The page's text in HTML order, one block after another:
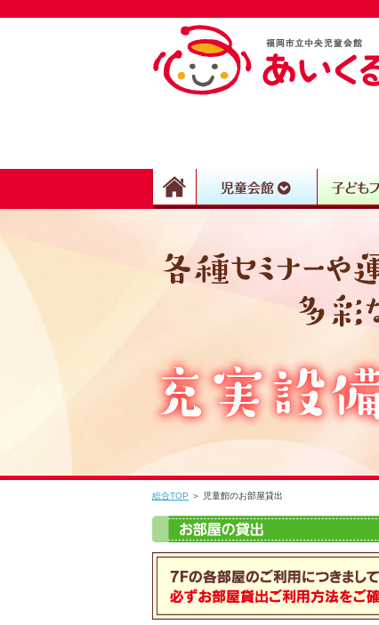
総合TOP ＞ 児童館のお部屋貸出